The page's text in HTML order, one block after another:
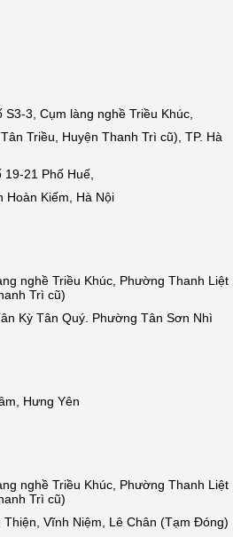
3, Cụm làng nghề Triều Khúc,
Triều, Huyện Thanh Trì cũ), TP. Hà
21 Phố Huế,
Hoàn Kiếm, Hà Nội
nghề Triều Khúc, Phường Thanh Liệt
Trì cũ)
Kỳ Tân Quý. Phường Tân Sơn Nhì
Hưng Yên
nghề Triều Khúc, Phường Thanh Liệt
Trì cũ)
Vĩnh Niệm, Lê Chân (Tạm Đóng)